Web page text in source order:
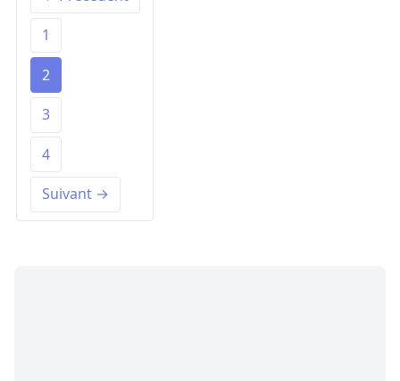
1
2
3
4
Suivant →